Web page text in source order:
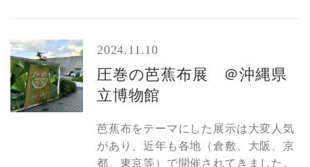
2024.11.10
圧巻の芭蕉布展 ＠沖縄県
立博物館
芭蕉布をテーマにした展示は大変人気
があり、近年も各地（倉敷、大阪、京
都、東京等）で開催されてきました。